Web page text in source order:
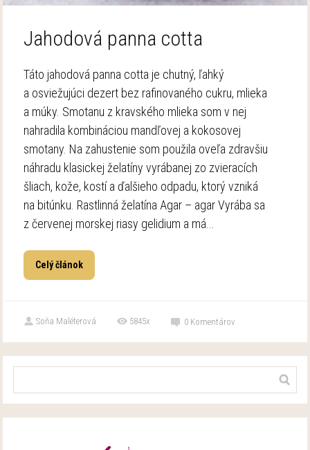
Jahodová panna cotta
Táto jahodová panna cotta je chutný, ľahký
a osviežujúci dezert bez rafinovaného cukru, mlieka
a múky. Smotanu z kravského mlieka som v nej
nahradila kombináciou mandľovej a kokosovej
smotany. Na zahustenie som použila oveľa zdravšiu
náhradu klasickej želatíny vyrábanej zo zvieracích
šliach, kože, kostí a ďalšieho odpadu, ktorý vzniká
na bitúnku. Rastlinná želatína Agar – agar Vyrába sa
z červenej morskej riasy gelidium a má...
Celý článok
Soňa Maléterová 5845x 0 Komentárov